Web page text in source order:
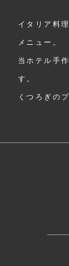
イタリア料
メニュー。
当ホテル手
す。
くつろぎの